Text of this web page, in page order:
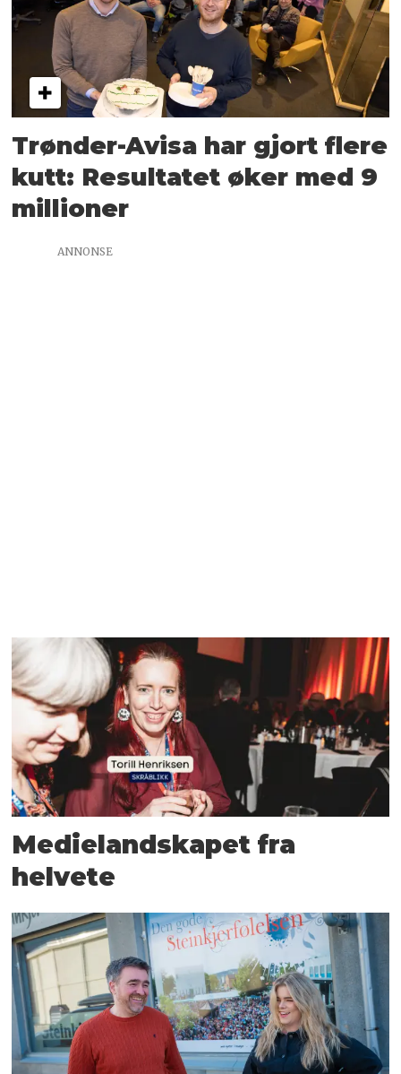
Trønder-Avisa har gjort flere
kutt: Resultatet øker med 9
millioner
ANNONSE
Medielandskapet fra
helvete